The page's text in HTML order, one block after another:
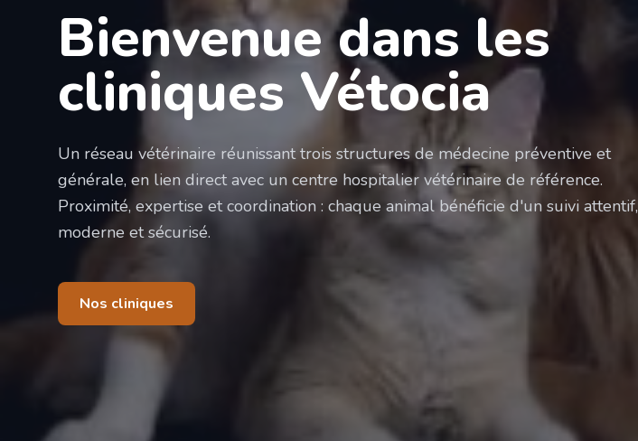
Bienvenue dans les
cliniques Vétocia
Un réseau vétérinaire réunissant trois structures de médecine préventive et
générale, en lien direct avec un centre hospitalier vétérinaire de référence.
Proximité, expertise et coordination : chaque animal bénéficie d'un suivi attentif,
moderne et sécurisé.
Nos cliniques